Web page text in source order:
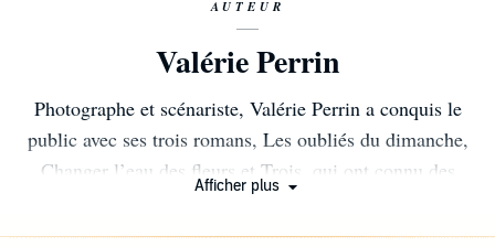
AUTEUR
Valérie Perrin
Photographe et scénariste, Valérie Perrin a conquis le
public avec ses trois romans, Les oubliés du dimanche,
Changer l’eau des fleurs et Trois, qui ont connu des
succès mondiaux (traduits dans une trentaine de pays),
totalisant plusieurs millions de ventes. En 2018, elle a
Afficher plus